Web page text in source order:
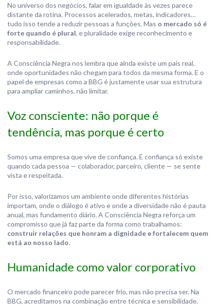
No universo dos negócios, falar em igualdade às vezes parece
distante da rotina. Processos acelerados, metas, indicadores…
tudo isso tende a reduzir pessoas a funções. Mas o mercado só é
forte quando é plural, e pluralidade exige reconhecimento e
responsabilidade.
A Consciência Negra nos lembra que ainda existe um país real,
onde oportunidades não chegam para todos da mesma forma. E o
papel de empresas como a BBG é justamente usar sua estrutura
para ampliar caminhos, não limitar.
Voz consciente: não porque é
tendência, mas porque é certo
Somos uma empresa que vive de confiança. E confiança só existe
quando cada pessoa — colaborador, parceiro, cliente — se sente
vista e respeitada.
Por isso, valorizamos um ambiente onde diferentes histórias
importam, onde o diálogo é ativo e onde a diversidade não é pauta
anual, mas fundamento diário. A Consciência Negra reforça um
compromisso que já faz parte da forma como trabalhamos:
construir relações que honram a dignidade e fortalecem quem
está ao nosso lado.
Humanidade como valor corporativo
O mercado financeiro pode parecer frio, mas não precisa ser. Na
BBG, acreditamos na combinação entre técnica e sensibilidade.